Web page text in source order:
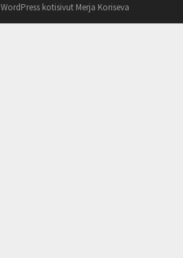
WordPress kotisivut Merja Koriseva